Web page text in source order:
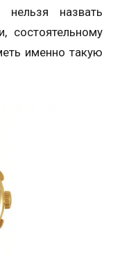
назвать
состоятельному
именно такую